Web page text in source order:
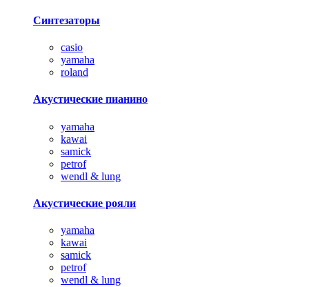
Синтезаторы
casio
yamaha
roland
Акустические пианино
yamaha
kawai
samick
petrof
wendl & lung
Акустические рояли
yamaha
kawai
samick
petrof
wendl & lung